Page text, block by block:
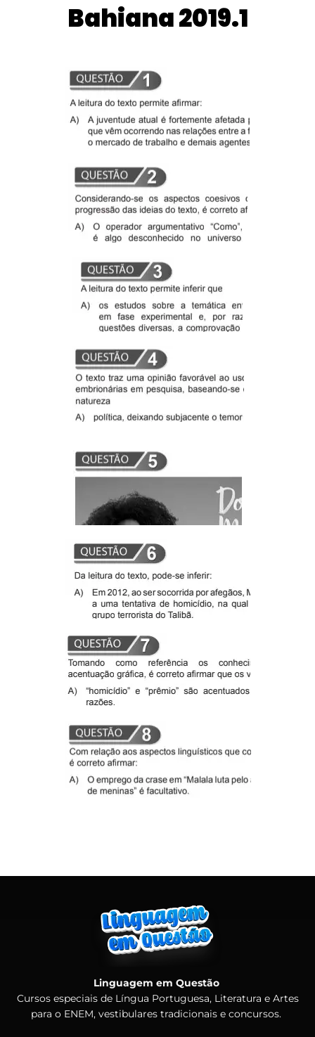
Bahiana 2019.1
Linguagem em Questão
Cursos especiais de Língua Portuguesa, Literatura e Artes
para o ENEM, vestibulares tradicionais e concursos.